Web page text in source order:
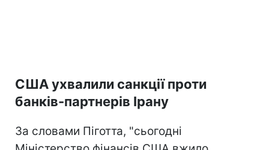
США ухвалили санкції проти
банків-партнерів Ірану
За словами Піготта, "сьогодні